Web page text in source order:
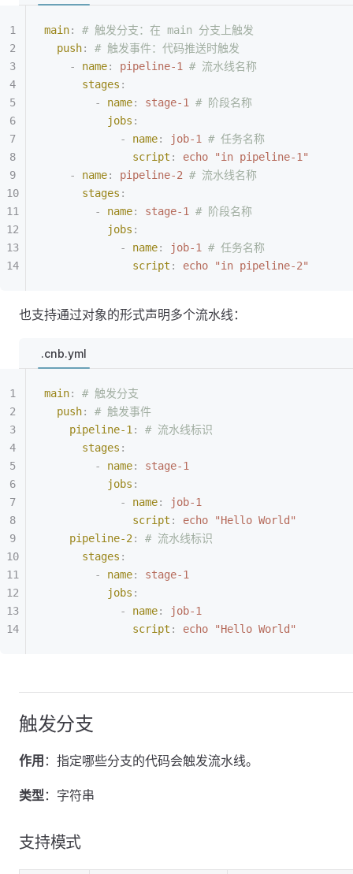
main:
# 触发分支：在 main 分支上触发
  push
:
# 触发事件：代码推送时触发
    -
name: pipeline-1
# 流水线名称
      stages
:
        -
name: stage-1
# 阶段名称
          jobs
:
            -
name: job-1
# 任务名称
              script
:
echo "in pipeline-1"
    -
name: pipeline-2 # 流水线名称
      stages
:
        -
name: stage-1
# 阶段名称
          jobs
:
            -
name: job-1
# 任务名称
              script
: echo "in pipeline-2"
也支持通过对象的形式声明多个流水线：
.cnb.yml
main:
# 触发分支
  push
:
# 触发事件
    pipeline-1
:
# 流水线标识
      stages
:
        -
name:
stage-1
          jobs
:
            -
name:
job-1
              script
:
echo "Hello World"
    pipeline-2
:
# 流水线标识
      stages
:
        -
name:
stage-1
          jobs
:
            -
name:
job-1
              script
: echo "Hello World"
触发分支
作用 ：指定哪些分支的代码会触发流水线。
类型：字符串
支持模式